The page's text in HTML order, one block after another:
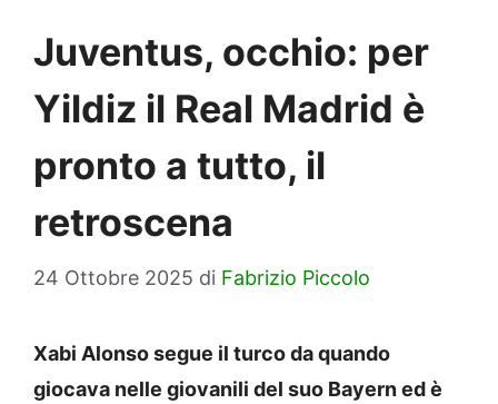
Juventus, occhio: per
Yildiz il Real Madrid è
pronto a tutto, il
retroscena
24 Ottobre 2025 di Fabrizio Piccolo
Xabi Alonso segue il turco da quando
giocava nelle giovanili del suo Bayern ed è